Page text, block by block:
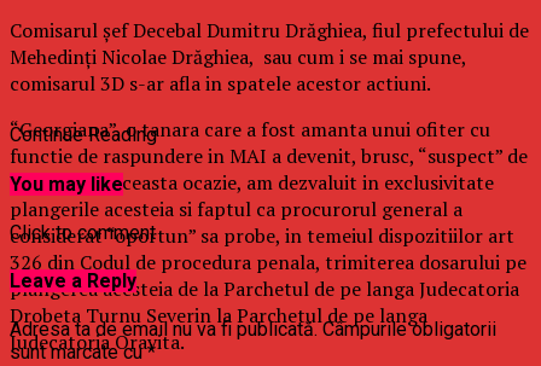
Comisarul șef Decebal Dumitru Drăghiea, fiul prefectului de
Mehedinți Nicolae Drăghiea, sau cum i se mai spune,
comisarul 3D s-ar afla in spatele acestor actiuni.
“Georgiana”, o tanara care a fost amanta unui ofiter cu
functie de raspundere in MAI a devenit, brusc, “suspect” de
serviciu. Cu aceasta ocazie, am dezvaluit in exclusivitate
plangerile acesteia si faptul ca procurorul general a
considerat “oportun” sa probe, in temeiul dispozitiilor art
326 din Codul de procedura penala, trimiterea dosarului pe
plangerea acesteia de la Parchetul de pe langa Judecatoria
Drobeta Turnu Severin la Parchetul de pe langa
Judecatoria Oravita.
Continue Reading
You may like
Click to comment
Leave a Reply
Adresa ta de email nu va fi publicată. Câmpurile obligatorii
sunt marcate cu*